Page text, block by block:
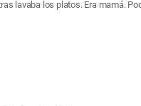
lavaba los platos. Era mamá.